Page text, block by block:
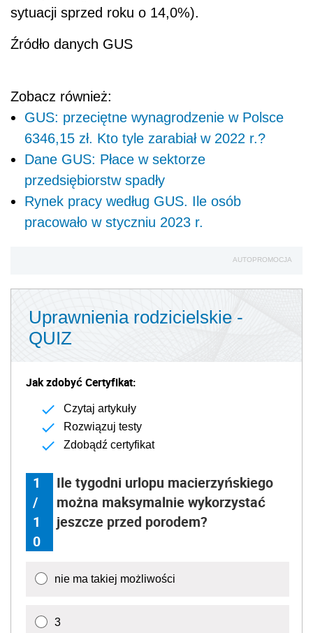
sytuacji sprzed roku o 14,0%).
Źródło danych GUS
Zobacz również:
GUS: przeciętne wynagrodzenie w Polsce
6346,15 zł. Kto tyle zarabiał w 2022 r.?
Dane GUS: Płace w sektorze
przedsiębiorstw spadły
Rynek pracy według GUS. Ile osób
pracowało w styczniu 2023 r.
AUTOPROMOCJA
Uprawnienia rodzicielskie -
QUIZ
Jak zdobyć Certyfikat:
Czytaj artykuły
Rozwiązuj testy
Zdobądź certyfikat
1
/
1
0
Ile tygodni urlopu macierzyńskiego
można maksymalnie wykorzystać
jeszcze przed porodem?
nie ma takiej możliwości
3